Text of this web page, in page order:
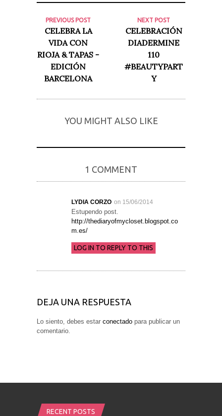
PREVIOUS POST
CELEBRA LA
VIDA CON
RIOJA & TAPAS -
EDICIÓN
BARCELONA
NEXT POST
CELEBRACIÓN
DIADERMINE
110
#BEAUTYPART
Y
YOU MIGHT ALSO LIKE
1 COMMENT
LYDIA CORZO on 15/06/2014
Estupendo post.
http://thediaryofmycloset.blogspot.co
m.es/
LOG IN TO REPLY TO THIS
DEJA UNA RESPUESTA
Lo siento, debes estar conectado para publicar un
comentario.
RECENT POSTS